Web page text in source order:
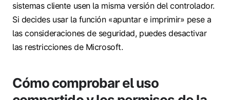
sistemas cliente usen la misma versión del controlador.
Si decides usar la función «apuntar e imprimir» pese a
las consideraciones de seguridad, puedes desactivar
las restricciones de Microsoft.
Cómo comprobar el uso